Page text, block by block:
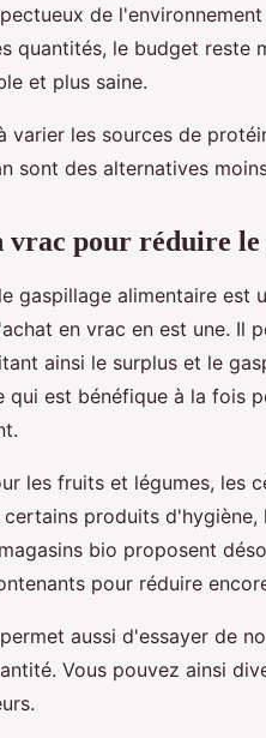
de
quantités, le budget reste
et plus saine.
varier les sources de
sont des alternatives
vrac pour réduire
gaspillage alimentaire est
en vrac en est une. Il
ainsi le surplus et le
qui est bénéfique à la fois
les fruits et légumes, les
produits
bio proposent
pour réduire
aussi d'essayer de
Vous pouvez ainsi